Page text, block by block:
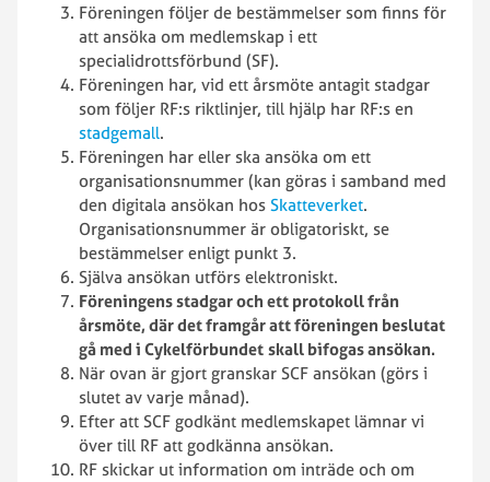
Föreningen följer de bestämmelser som finns för
att ansöka om medlemskap i ett
specialidrottsförbund (SF).
Föreningen har, vid ett årsmöte antagit stadgar
som följer RF:s riktlinjer, till hjälp har RF:s en
stadgemall.
Föreningen har eller ska ansöka om ett
organisationsnummer (kan göras i samband med
den digitala ansökan hos Skatteverket.
Organisationsnummer är obligatoriskt, se
bestämmelser enligt punkt 3.
Själva ansökan utförs elektroniskt.
Föreningens stadgar och ett protokoll från
årsmöte, där det framgår att föreningen beslutat
gå med i Cykelförbundet skall bifogas ansökan.
När ovan är gjort granskar SCF ansökan (görs i
slutet av varje månad).
Efter att SCF godkänt medlemskapet lämnar vi
över till RF att godkänna ansökan.
RF skickar ut information om inträde och om